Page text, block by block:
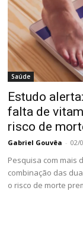
Saúde
Estudo
falta de
risco de
Gabriel Gouvêa - 02/
Pesquisa com mais
combinação das
o risco de morte